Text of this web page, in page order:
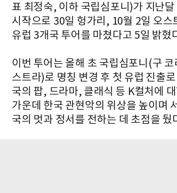
표 최정숙, 이하 국립심포니)가 지난
시작으로 30일 헝가리, 10월 2일 오스
유럽 3개국 투어를 마쳤다고 5일 밝혔
이번 투어는 올해 초 국립심포니(구 코
스트라)로 명칭 변경 후 첫 유럽 진출
국의 팝, 드라마, 클래식 등 K컬처에
가운데 한국 관현악의 위상을 높이며
국의 멋과 정서를 전하는 데 초점을 뒀